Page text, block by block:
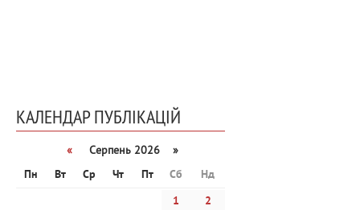
КАЛЕНДАР ПУБЛІКАЦІЙ
«
Серпень 2026 »
Пн
Вт Ср Чт Пт Сб
Нд
1
2